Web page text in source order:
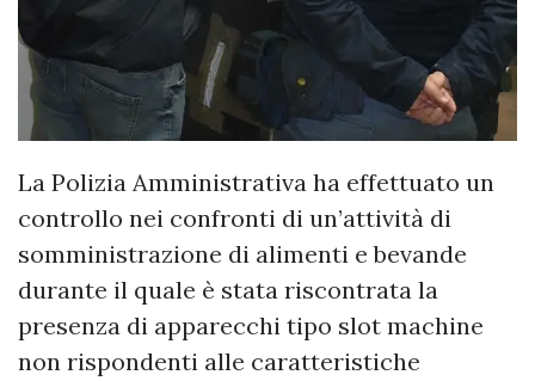
La Polizia Amministrativa ha effettuato un
controllo nei confronti di un’attività di
somministrazione di alimenti e bevande
durante il quale è stata riscontrata la
presenza di apparecchi tipo slot machine
non rispondenti alle caratteristiche